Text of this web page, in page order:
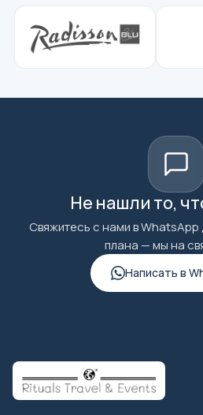
Не нашли то,
Свяжитесь с нами в WhatsApp
плана — мы на
Написать в